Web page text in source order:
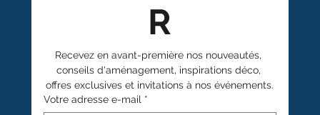
R
Recevez en avant-première nos nouveautés,
conseils d'aménagement, inspirations déco,
offres exclusives et invitations à nos événements.
Votre adresse e-mail *